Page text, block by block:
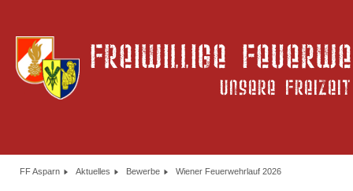
FF Asparn Aktuelles Bewerbe Wiener Feuerwehrlauf 2026